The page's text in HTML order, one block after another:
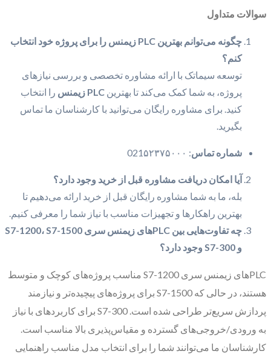
سوالات متداول
چگونه می‌توانم بهترین PLC زیمنس را برای پروژه خود انتخاب
کنم؟
توسعه سیماتک با ارائه مشاوره تخصصی و بررسی نیازهای
پروژه، به شما کمک می‌کند تا بهترین PLC زیمنس را انتخاب
کنید. برای مشاوره رایگان می‌توانید با کارشناسان ما تماس
بگیرید.
شماره تماس: 021۵۲۳۷۵۰۰۰
آیا امکان دریافت مشاوره قبل از خرید وجود دارد؟
بله، ما به شما مشاوره رایگان قبل از خرید ارائه می‌دهیم تا
بهترین راهکارها و تجهیزات مناسب با نیاز شما را معرفی کنیم.
چه تفاوت‌هایی بین PLCهای زیمنس سری S7-1200، S7-1500
و S7-300 وجود دارد؟
PLCهای زیمنس سری S7-1200 مناسب پروژه‌های کوچک و متوسط
هستند، در حالی که S7-1500 برای پروژه‌های پیچیده‌تر و نیازمند
پردازش سریع‌تر طراحی شده است. S7-300 برای کاربردهای با نیاز
به ورودی/خروجی‌های گسترده و مقیاس‌پذیری بالا مناسب است.
کارشناسان ما می‌توانند شما را برای انتخاب مدل مناسب راهنمایی